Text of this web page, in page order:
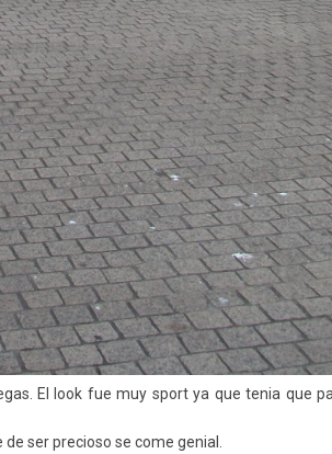
El look fue muy sport ya que tenia que
ser precioso se come genial.